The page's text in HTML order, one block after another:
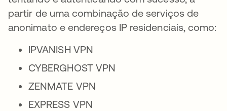
partir de uma combinação de serviços de
anonimato e endereços IP residenciais, como:
IPVANISH VPN
CYBERGHOST VPN
ZENMATE VPN
EXPRESS VPN